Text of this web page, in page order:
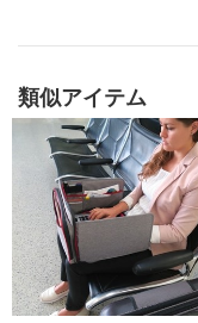
類似アイテム